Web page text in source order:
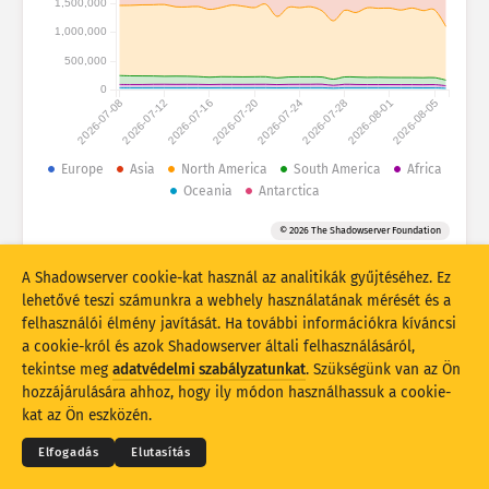
Támadási statisztikák: Eszközök
Országok
Adathalmaz
Korlát
Átfedő
Az eredmények automatikus frissítése
Frissítés Visszaállítás
Letöltés PNG-fájlként
2026-07-082026-07-122026-07-162026-07-202026-07-242026-07-282026-08-012026-08-05
0
500,000
1,000,000
1,500,000
Europe Asia North America South America
Africa
Oceania
Antarctica
© 2026 The Shadowserver Foundation
© 2026THE SHADOWSERVER FOUNDATION
Adatvédelem és feltételek
Kapcsolatfelvétel
Köszönetnyilvánítás
A Shadowserver cookie-kat használ az analitikák gyűjtéséhez. Ez
lehetővé teszi számunkra a webhely használatának mérését és a
felhasználói élmény javítását. Ha további információkra kíváncsi
a cookie-król és azok Shadowserver általi felhasználásáról,
tekintse meg adatvédelmi szabályzatunkat. Szükségünk van az Ön
hozzájárulására ahhoz, hogy ily módon használhassuk a cookie-
kat az Ön eszközén.
Elfogadás Elutasítás